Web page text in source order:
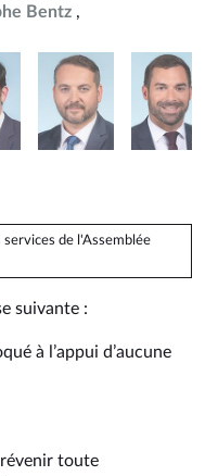
Bentz
de l'Assemblée
suivante :
à l’appui d’aucune
toute